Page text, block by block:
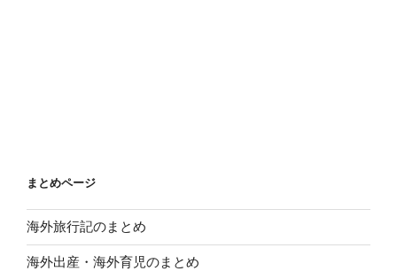
まとめページ
海外旅行記のまとめ
海外出産・海外育児のまとめ